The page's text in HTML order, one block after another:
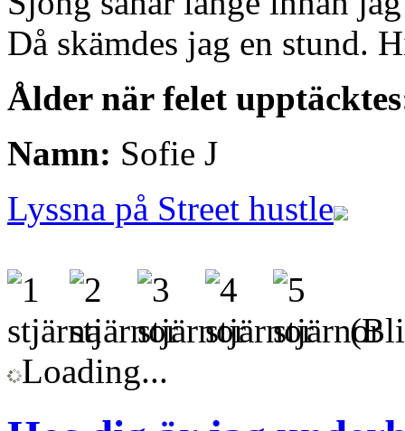
Då skämdes jag en stund.
Ålder när felet
Namn: Sofie J
Lyssna på Street hustle
(Bli
Loading...